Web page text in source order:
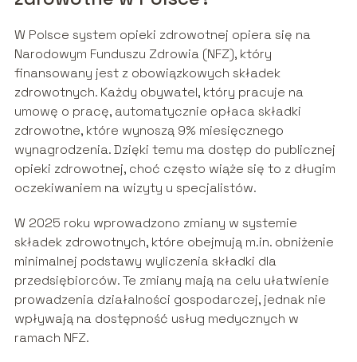
W Polsce system opieki zdrowotnej opiera się na
Narodowym Funduszu Zdrowia (NFZ), który
finansowany jest z obowiązkowych składek
zdrowotnych. Każdy obywatel, który pracuje na
umowę o pracę, automatycznie opłaca składki
zdrowotne, które wynoszą 9% miesięcznego
wynagrodzenia. Dzięki temu ma dostęp do publicznej
opieki zdrowotnej, choć często wiąże się to z długim
oczekiwaniem na wizyty u specjalistów.
W 2025 roku wprowadzono zmiany w systemie
składek zdrowotnych, które obejmują m.in. obniżenie
minimalnej podstawy wyliczenia składki dla
przedsiębiorców. Te zmiany mają na celu ułatwienie
prowadzenia działalności gospodarczej, jednak nie
wpływają na dostępność usług medycznych w
ramach NFZ.